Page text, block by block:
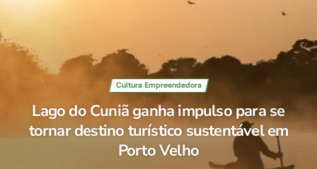
Cultura Empreendedora
Lago do Cuniã ganha impulso para se
tornar destino turístico sustentável em
Porto Velho